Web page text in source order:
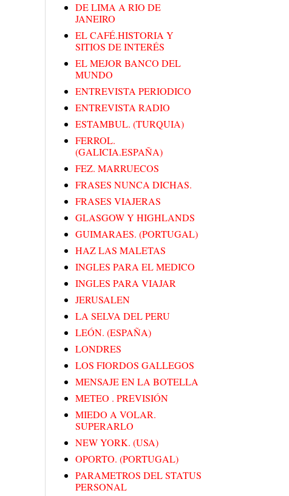
DE LIMA A RIO DE
JANEIRO
EL CAFÉ.HISTORIA Y
SITIOS DE INTERÉS
EL MEJOR BANCO DEL
MUNDO
ENTREVISTA PERIODICO
ENTREVISTA RADIO
ESTAMBUL. (TURQUIA)
FERROL.
(GALICIA.ESPAÑA)
FEZ. MARRUECOS
FRASES NUNCA DICHAS.
FRASES VIAJERAS
GLASGOW Y HIGHLANDS
GUIMARAES. (PORTUGAL)
HAZ LAS MALETAS
INGLES PARA EL MEDICO
INGLES PARA VIAJAR
JERUSALEN
LA SELVA DEL PERU
LEÓN. (ESPAÑA)
LONDRES
LOS FIORDOS GALLEGOS
MENSAJE EN LA BOTELLA
METEO . PREVISIÓN
MIEDO A VOLAR.
SUPERARLO
NEW YORK. (USA)
OPORTO. (PORTUGAL)
PARAMETROS DEL STATUS
PERSONAL